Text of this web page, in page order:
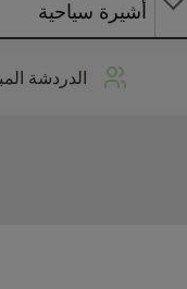
أشيرة سياحية
الدردشة